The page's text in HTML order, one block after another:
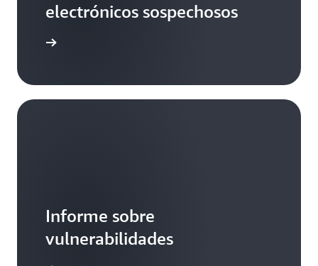
electrónicos sospechosos
Informe sobre
vulnerabilidades